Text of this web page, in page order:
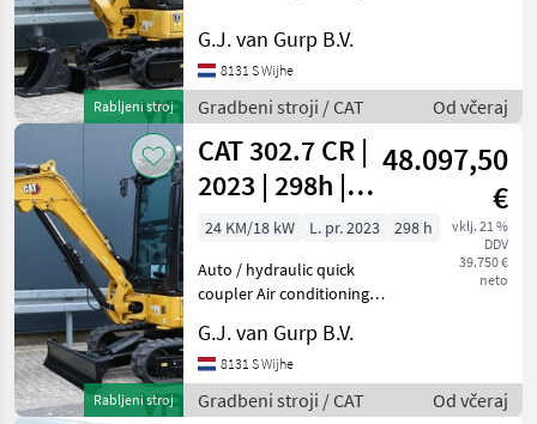
Rabljeni stroj
G.J. van Gurp B.V.
8131 S Wijhe
Gradbeni stroji / CAT Od včeraj
Rabljeni stroj
CAT 302.7 CR |
2023 | 298h |
Airco |
48.097,50
€
vklj. 21 %
DDV
39.750 €
neto
24 KM/18 kW L. pr. 2023
298 h
Auto / hydraulic quick
coupler Air conditioning
stroji Mini bager
G.J. van Gurp B.V.
8131 S Wijhe
Gradbeni stroji / CAT Od včeraj